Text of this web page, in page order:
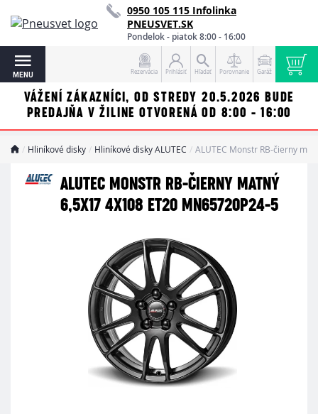
0950 105 115 Infolinka
PNEUSVET.SK
Pondelok - piatok 8:00 - 16:00
MENU Rezervácia Prihlásiť Hľadať Porovnanie Garáž
VÁŽENÍ ZÁKAZNÍCI, OD STREDY 20.5.2026 BUDE
PREDAJŇA V ŽILINE OTVORENÁ OD 8:00 - 16:00
Hliníkové disky Hliníkové disky ALUTEC ALUTEC Monstr RB-čierny
ALUTEC MONSTR RB-ČIERNY MATNÝ
6,5X17 4X108 ET20 MN65720P24-5